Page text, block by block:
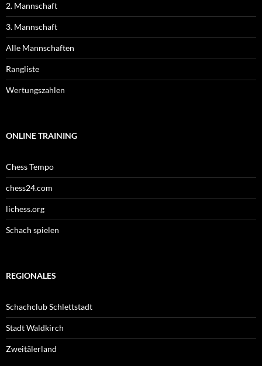
2. Mannschaft
3. Mannschaft
Alle Mannschaften
Rangliste
Wertungszahlen
ONLINE TRAINING
Chess Tempo
chess24.com
lichess.org
Schach spielen
REGIONALES
Schachclub Schlettstadt
Stadt Waldkirch
Zweitälerland